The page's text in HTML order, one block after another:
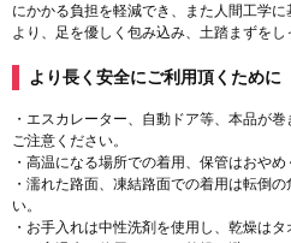
にかかる負担を軽減でき、また人間工学
より、足を優しく包み込み、土踏まずをし
より長く安全にご利用頂くために
・エスカレーター、自動ドア等、本品が
ご注意ください。
・高温になる場所での着用、保管はおや
・濡れた路面、凍結路面での着用は転倒
い。
・お手入れは中性洗剤を使用し、乾燥は